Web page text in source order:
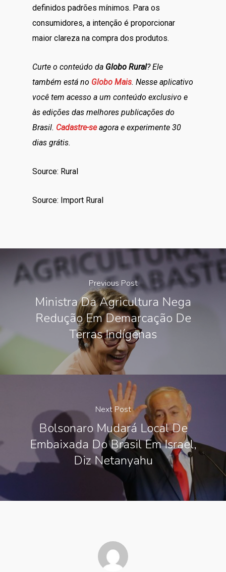
definidos padrões mínimos. Para os
consumidores, a intenção é proporcionar
maior clareza na compra dos produtos.
Curte o conteúdo da Globo Rural? Ele
também está no Globo Mais. Nesse aplicativo
você tem acesso a um conteúdo exclusivo e
às edições das melhores publicações do
Brasil. Cadastre-seagora e experimente 30
dias grátis.
Source: Rural
Source: Import Rural
Previous Post
Ministra Da Agricultura Nega
Redução Em Demarcação De
Terras Indígenas
Next Post
Bolsonaro Mudará Local De
Embaixada Do Brasil Em Israel,
Diz Netanyahu